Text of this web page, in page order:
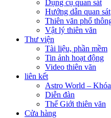
Dụng cụ quan sát
Hướng dẫn quan sát
Thiên văn phổ
Vật lý thiên văn
Thư viện
Tài liệu, phần mềm
Tin ảnh hoạt động
Video thiên văn
liên kết
Astro World –
Diễn đàn
Thế Giới thiên văn
Cửa hàng